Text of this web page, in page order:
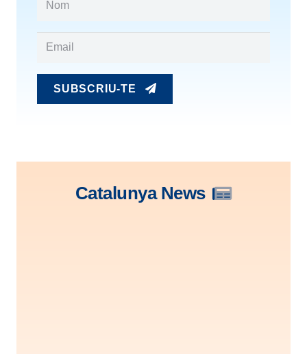
SUBSCRIU-TE
Catalunya News